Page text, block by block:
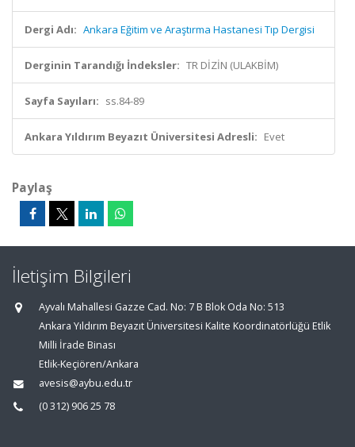
Dergi Adı: Ankara Eğitim ve Araştırma Hastanesi Tıp Dergisi
Derginin Tarandığı İndeksler: TR DİZİN (ULAKBİM)
Sayfa Sayıları: ss.84-89
Ankara Yıldırım Beyazıt Üniversitesi Adresli: Evet
Paylaş
İletişim Bilgileri
Ayvalı Mahallesi Gazze Cad. No: 7 B Blok Oda No: 513
Ankara Yıldırım Beyazıt Üniversitesi Kalite Koordinatörlüğü Etlik
Milli İrade Binası
Etlik-Keçiören/Ankara
avesis@aybu.edu.tr
(0 312) 906 25 78